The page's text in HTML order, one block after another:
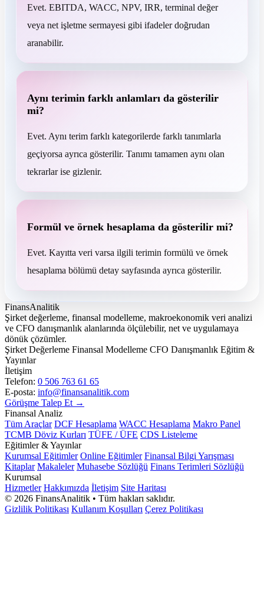
Evet. EBITDA, WACC, NPV, IRR, terminal değer
veya net işletme sermayesi gibi ifadeler doğrudan
aranabilir.
Aynı terimin farklı anlamları da gösterilir
mi?
Evet. Aynı terim farklı kategorilerde farklı tanımlarla
geçiyorsa ayrıca gösterilir. Tanımı tamamen aynı olan
tekrarlar ise gizlenir.
Formül ve örnek hesaplama da gösterilir mi?
Evet. Kayıtta veri varsa ilgili terimin formülü ve örnek
hesaplama bölümü detay sayfasında ayrıca gösterilir.
FinansAnalitik
Şirket değerleme, finansal modelleme, makroekonomik veri analizi
ve CFO danışmanlık alanlarında ölçülebilir, net ve uygulamaya
dönük çözümler.
Şirket Değerleme Finansal Modelleme CFO Danışmanlık Eğitim &
Yayınlar
İletişim
Telefon: 0 506 763 61 65
E-posta: info@finansanalitik.com
Görüşme Talep Et →
Finansal Analiz
Tüm Araçlar DCF Hesaplama WACC Hesaplama Makro Panel
TCMB Döviz Kurları TÜFE / ÜFE CDS Listeleme
Eğitimler & Yayınlar
Kurumsal Eğitimler Online Eğitimler Finansal Bilgi Yarışması
Kitaplar Makaleler Muhasebe Sözlüğü Finans Terimleri Sözlüğü
Kurumsal
Hizmetler Hakkımızda İletişim Site Haritası
© 2026 FinansAnalitik • Tüm hakları saklıdır.
Gizlilik Politikası Kullanım Koşulları Çerez Politikası